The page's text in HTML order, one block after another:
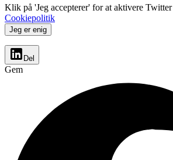
Klik på 'Jeg accepterer' for at aktivere Twitter
Cookiepolitik
Jeg er enig
Del
Gem